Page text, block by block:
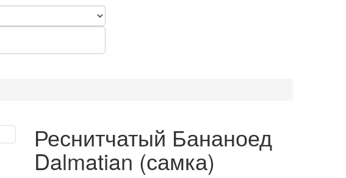
Реснитчатый Бананоед
Dalmatian (самка)